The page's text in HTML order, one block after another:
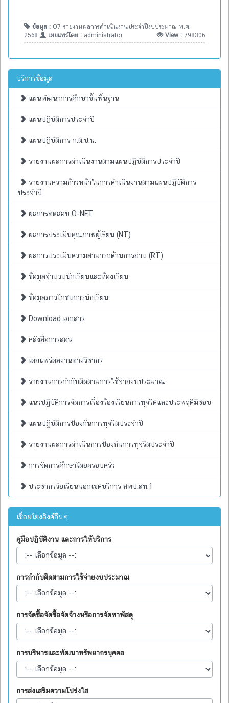
ข้อมูล : O7-รายงานผลการดำเนินงานประจำปีงบประมาณ พ.ศ.
2568
เผยแพร่โดย : administrator View : 798306
บริการข้อมูล
แผนพัฒนาการศึกษาขั้นพื้นฐาน
แผนปฏิบัติการประจำปี
แผนปฏิบัติการ ก.ต.ป.น.
รายงานผลการดำเนินงานตามแผนปฏิบัติการประจำปี
รายงานความก้าวหน้าในการดำเนินงานตามแผนปฏิบัติการ
ประจำปี
ผลการทดสอบ O-NET
ผลการประเมินคุณภาพผู้เรียน (NT)
ผลการประเมินความสามารถด้านการอ่าน (RT)
ข้อมูลจำนวนนักเรียนและห้องเรียน
ข้อมูลภาวโภชนการนักเรียน
Download เอกสาร
คลังสื่อการสอน
เผยแพร่ผลงานทางวิชากร
รายงานการกำกับติดตามการใช้จ่ายงบประมาณ
แนวปฏิบัติการจัดการเรื่องร้องเรียนการทุจริตและประพฤติมิชอบ
แผนปฏิบัติการป้องกันการทุจริตประจำปี
รายงานผลการดำเนินการป้องกันการทุจริตประจำปี
การจัดการศึกษาโดยครอบครัว
ประชากรวัยเรียนนอกเขตบริการ สพป.สท.1
เชื่อมโยงลิงค์อื่นๆ
คู่มือปฏิบัติงาน และการให้บริการ
การกำกับติดตามการใช้จ่ายงบประมาณ
การจัดซื้อจัดซื้อจัดจ้างหรือการจัดหาพัสดุ
การบริหารและพัฒนาทรัพยากรบุคคล
การส่งเสริมความโปร่งใส